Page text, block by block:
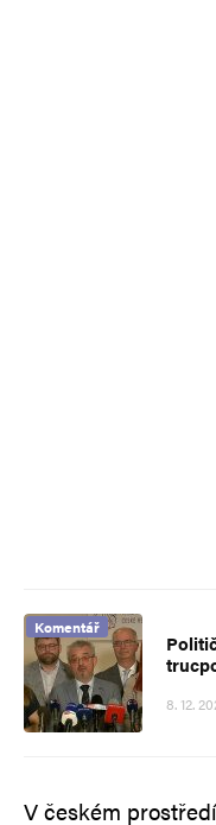
Komentář
8. 12.
V českém